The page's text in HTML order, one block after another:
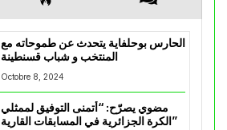
الحارس بوحلفاية يتحدث عن طموحاته مع
المنتخب و شباب قسنطينة
Octobre 8, 2024
مضوي يصرّح: “أتمنى التوفيق لممثلي
الكرة الجزائرية في المسابقات القارية”